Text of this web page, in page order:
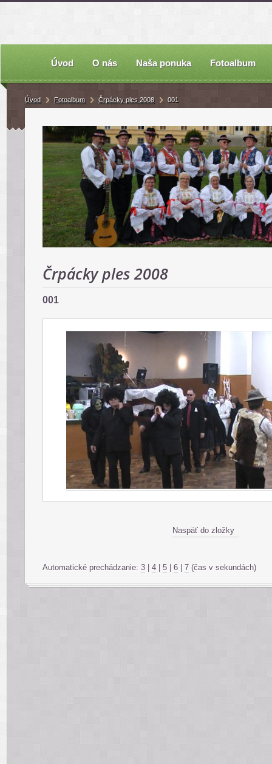
Úvod O nás Naša ponuka Fotoalbum
Úvod Fotoalbum Črpácky ples 2008 001
Črpácky ples 2008
001
Naspäť do zložky
Automatické prechádzanie: 3 4 5 6 7 (čas v sekundách)